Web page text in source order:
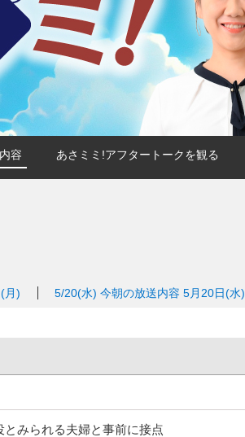
容 あさミミ!アフタートークを観る
月) 5/20(水) 今朝の放送内容 5月20日(水)
みられる夫婦と事前に接点